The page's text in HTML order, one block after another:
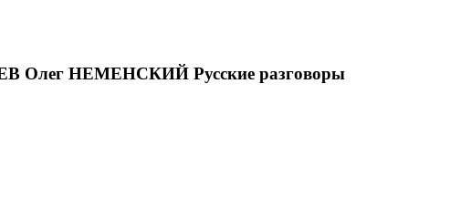
Олег НЕМЕНСКИЙ Русские разговоры